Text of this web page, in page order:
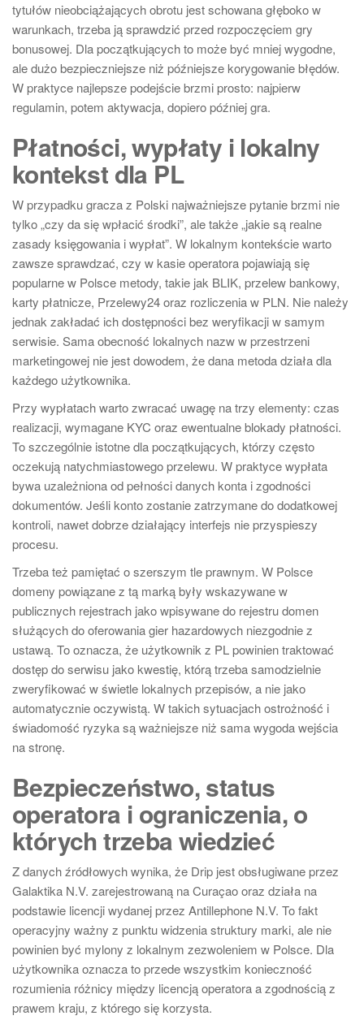
tytułów nieobciążających obrotu jest schowana głęboko w
warunkach, trzeba ją sprawdzić przed rozpoczęciem gry
bonusowej. Dla początkujących to może być mniej wygodne,
ale dużo bezpieczniejsze niż późniejsze korygowanie błędów.
W praktyce najlepsze podejście brzmi prosto: najpierw
regulamin, potem aktywacja, dopiero później gra.
Płatności, wypłaty i lokalny
kontekst dla PL
W przypadku gracza z Polski najważniejsze pytanie brzmi nie
tylko „czy da się wpłacić środki”, ale także „jakie są realne
zasady księgowania i wypłat”. W lokalnym kontekście warto
zawsze sprawdzać, czy w kasie operatora pojawiają się
popularne w Polsce metody, takie jak BLIK, przelew bankowy,
karty płatnicze, Przelewy24 oraz rozliczenia w PLN. Nie należy
jednak zakładać ich dostępności bez weryfikacji w samym
serwisie. Sama obecność lokalnych nazw w przestrzeni
marketingowej nie jest dowodem, że dana metoda działa dla
każdego użytkownika.
Przy wypłatach warto zwracać uwagę na trzy elementy: czas
realizacji, wymagane KYC oraz ewentualne blokady płatności.
To szczególnie istotne dla początkujących, którzy często
oczekują natychmiastowego przelewu. W praktyce wypłata
bywa uzależniona od pełności danych konta i zgodności
dokumentów. Jeśli konto zostanie zatrzymane do dodatkowej
kontroli, nawet dobrze działający interfejs nie przyspieszy
procesu.
Trzeba też pamiętać o szerszym tle prawnym. W Polsce
domeny powiązane z tą marką były wskazywane w
publicznych rejestrach jako wpisywane do rejestru domen
służących do oferowania gier hazardowych niezgodnie z
ustawą. To oznacza, że użytkownik z PL powinien traktować
dostęp do serwisu jako kwestię, którą trzeba samodzielnie
zweryfikować w świetle lokalnych przepisów, a nie jako
automatycznie oczywistą. W takich sytuacjach ostrożność i
świadomość ryzyka są ważniejsze niż sama wygoda wejścia
na stronę.
Bezpieczeństwo, status
operatora i ograniczenia, o
których trzeba wiedzieć
Z danych źródłowych wynika, że Drip jest obsługiwane przez
Galaktika N.V. zarejestrowaną na Curaçao oraz działa na
podstawie licencji wydanej przez Antillephone N.V. To fakt
operacyjny ważny z punktu widzenia struktury marki, ale nie
powinien być mylony z lokalnym zezwoleniem w Polsce. Dla
użytkownika oznacza to przede wszystkim konieczność
rozumienia różnicy między licencją operatora a zgodnością z
prawem kraju, z którego się korzysta.